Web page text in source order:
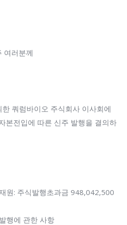
여러분께
쿼럼바이오 주식회사 이사회에
본전입에 따른 신주 발행을 결의하
원: 주식발행초과금 948,042,500
행에 관한 사항